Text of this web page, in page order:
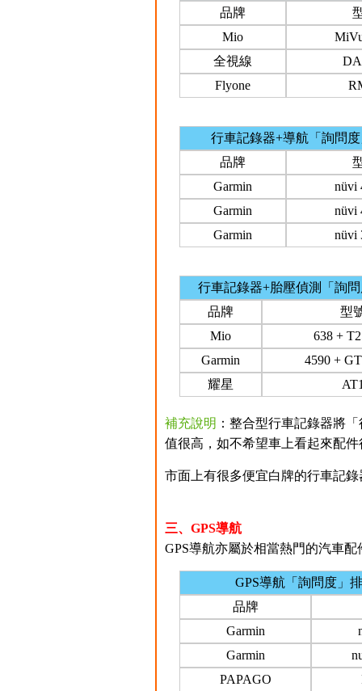
品牌
Mio
全視線
Flyone
行車記錄器+導航「詢問
品牌
Garmin
nüvi
Garmin
nüvi
Garmin
nüvi
行車記錄器+胎壓偵測「詢
品牌
型
Mio
638 +
Garmin
4590 +
耀星
補充說明 ：整合型行車記錄器將
值很高，如不希望車上看起來配
市面上有很多便宜白牌的行車記
三、GPS導航
GPS導航亦屬於相當熱門的汽車
GPS導航「詢問度」
品牌
Garmin
Garmin
PAPAGO